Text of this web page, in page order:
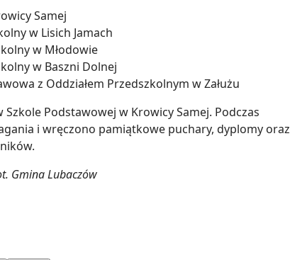
Samej
w Lisich Jamach
w Młodowie
w Baszni Dolnej
z Oddziałem Przedszkolnym w Załużu
Podstawowej w Krowicy Samej. Podczas
i wręczono pamiątkowe puchary, dyplomy oraz
Gmina Lubaczów